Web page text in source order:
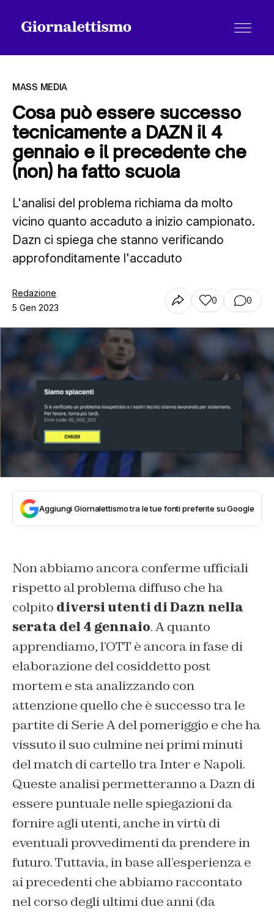
Tutti gli articoli
Contatti
MASS MEDIA
Cosa può essere successo
tecnicamente a DAZN il 4
gennaio e il precedente che
(non) ha fatto scuola
L'analisi del problema richiama da molto
vicino quanto accaduto a inizio campionato.
Dazn ci spiega che stanno verificando
approfonditamente l'accaduto
Redazione
5 Gen 2023
0 0
Aggiungi Giornalettismo tra le tue fonti preferite su Google
Non abbiamo ancora conferme ufficiali
rispetto al problema diffuso che ha
colpito diversi utenti di Dazn nella
serata del 4 gennaio. A quanto
apprendiamo, l’OTT è ancora in fase di
elaborazione del cosiddetto post
mortem e sta analizzando con
attenzione quello che è successo tra le
partite di Serie A del pomeriggio e che ha
vissuto il suo culmine nei primi minuti
del match di cartello tra Inter e Napoli.
Queste analisi permetteranno a Dazn di
essere puntuale nelle spiegazioni da
fornire agli utenti, anche in virtù di
eventuali provvedimenti da prendere in
futuro. Tuttavia, in base all’esperienza e
ai precedenti che abbiamo raccontato
nel corso degli ultimi due anni (da